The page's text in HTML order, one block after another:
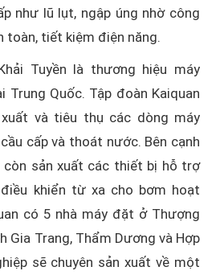
như lũ lụt, ngập úng nhờ công
toàn, tiết kiệm điện năng.
Tuyền là thương hiệu máy
Quốc. Tập đoàn Kaiquan
và tiêu thụ các dòng máy
cấp và thoát nước. Bên cạnh
còn sản xuất các thiết bị hỗ trợ
khiển từ xa cho bơm hoạt
có 5 nhà máy đặt ở Thượng
Gia Trang, Thẩm Dương và Hợp
sẽ chuyên sản xuất về một